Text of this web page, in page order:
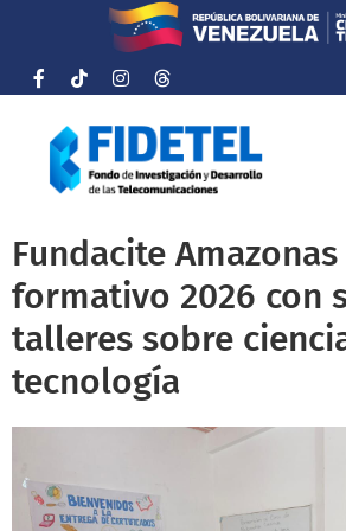
Fundacite
formativo 2026 con
talleres sobre
tecnología